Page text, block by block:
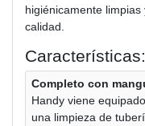
higiénicamente
calidad.
Características:
Completo con
Handy viene
una limpieza de